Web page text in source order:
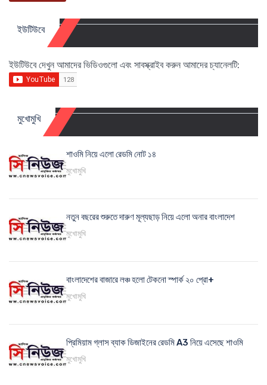
ইউটিউবে
ইউটিউবে দেখুন আমাদের ভিডিওগুলো এবং সাবস্ক্রাইব করুন আমাদের চ্যানেলটি:
মুখোমুখি
শাওমি নিয়ে এলো রেডমি নোট ১৪
মুখোমুখি
নতুন বছরের শুরুতে দারুণ মূল্যছাড় নিয়ে এলো অনার বাংলাদেশ
মুখোমুখি
বাংলাদেশের বাজারে লঞ্চ হলো টেকনো স্পার্ক ২০ প্রো+
মুখোমুখি
প্রিমিয়াম গ্লাস ব্যাক ডিজাইনের রেডমি A3 নিয়ে এসেছে শাওমি
মুখোমুখি